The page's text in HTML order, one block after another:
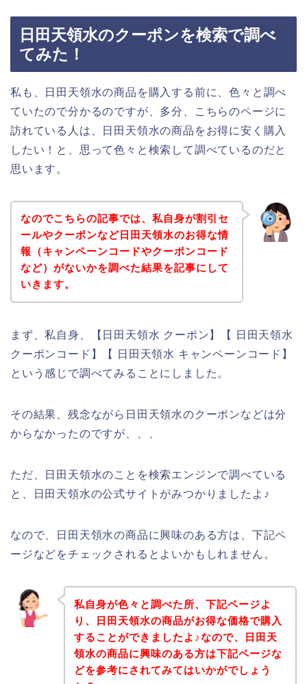
日田天領水のクーポンを検索で調べ
てみた！
私も、日田天領水の商品を購入する前に、色々と調べ
ていたので分かるのですが、多分、こちらのページに
訪れている人は、日田天領水の商品をお得に安く購入
したい！と、思って色々と検索して調べているのだと
思います。
なのでこちらの記事では、私自身が割引セ
ールやクーポンなど日田天領水のお得な情
報（キャンペーンコードやクーポンコード
など）がないかを調べた結果を記事にして
いきます。
まず、私自身、【日田天領水 クーポン】【 日田天領水
クーポンコード】【 日田天領水 キャンペーンコード】
という感じで調べてみることにしました。
その結果、残念ながら日田天領水のクーポンなどは分
からなかったのですが、、、
ただ、日田天領水のことを検索エンジンで調べている
と、日田天領水の公式サイトがみつかりましたよ♪
なので、日田天領水の商品に興味のある方は、下記ペ
ージなどをチェックされるとよいかもしれません。
私自身が色々と調べた所、下記ページよ
り、日田天領水の商品がお得な価格で購入
することができましたよ♪なので、日田天
領水の商品に興味のある方は下記ページな
どを参考にされてみてはいかがでしょう